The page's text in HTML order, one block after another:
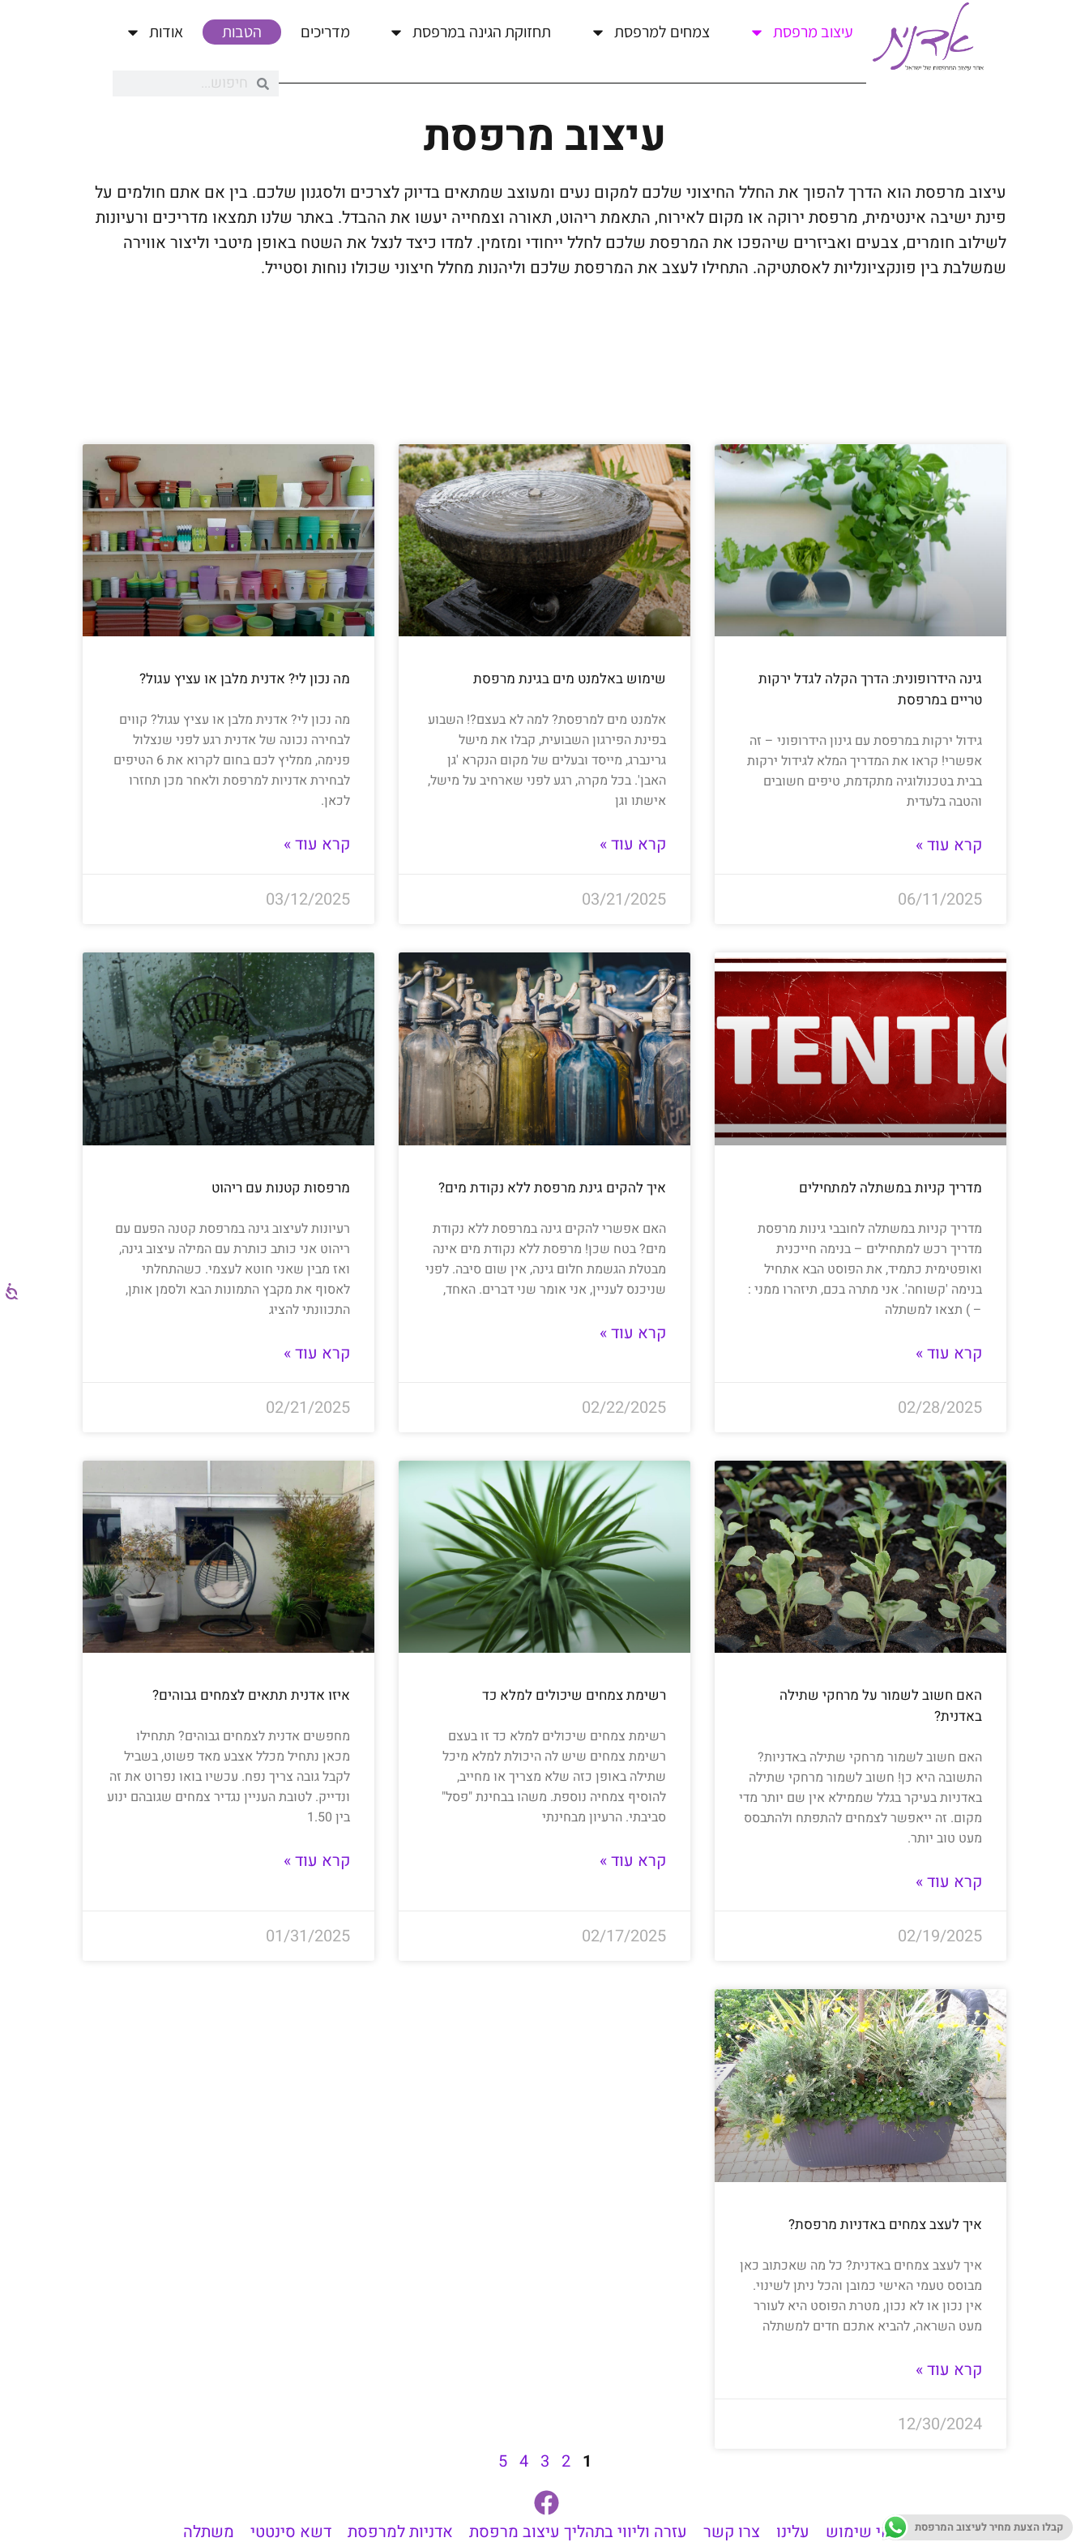
עיצוב מרפסת צמחים למרפסת תחזוקת הגינה במרפסת מדריכים הטבות אודות
עיצוב מרפסת
עיצוב מרפסת הוא הדרך להפוך את החלל החיצוני שלכם למקום נעים ומעוצב שמתאים בדיוק לצרכים ולסגנון שלכם. בין אם אתם חולמים על
פינת ישיבה אינטימית, מרפסת ירוקה או מקום לאירוח, התאמת ריהוט, תאורה וצמחייה יעשו את ההבדל. באתר שלנו תמצאו מדריכים ורעיונות
לשילוב חומרים, צבעים ואביזרים שיהפכו את המרפסת שלכם לחלל ייחודי ומזמין. למדו כיצד לנצל את השטח באופן מיטבי וליצור אווירה
שמשלבת בין פונקציונליות לאסתטיקה. התחילו לעצב את המרפסת שלכם וליהנות מחלל חיצוני שכולו נוחות וסטייל.
גינה הידרופונית: הדרך הקלה לגדל ירקות
טריים במרפסת
גידול ירקות במרפסת עם גינון הידרופוני – זה
אפשרי! קראו את המדריך המלא לגידול ירקות
בבית בטכנולוגיה מתקדמת, טיפים חשובים
והטבה בלעדית
קרא עוד »
06/11/2025
שימוש באלמנט מים בגינת מרפסת
אלמנט מים למרפסת? למה לא בעצם?! השבוע
בפינת הפירגון השבועית, קבלו את מישל
גרינברג, מייסד ובעלים של מקום הנקרא 'גן
האבן'. בכל מקרה, רגע לפני שארחיב על מישל,
אישתו וגן
קרא עוד »
03/21/2025
מה נכון לי? אדנית מלבן או עציץ עגול?
מה נכון לי? אדנית מלבן או עציץ עגול? קווים
לבחירה נכונה של אדנית רגע לפני שנצלול
פנימה, ממליץ לכם בחום לקרוא את 6 הטיפים
לבחירת אדניות למרפסת ולאחר מכן תחזרו
לכאן.
קרא עוד »
03/12/2025
מדריך קניות במשתלה למתחילים
מדריך קניות במשתלה לחובבי גינות מרפסת
מדריך רכש למתחילים – בנימה חייכנית
ואופטימית כתמיד, את הפוסט הבא אתחיל
בנימה 'קשוחה'. אני מתרה בכם, תיזהרו ממני :
– ) תצאו למשתלה
קרא עוד »
02/28/2025
איך להקים גינת מרפסת ללא נקודת מים?
האם אפשרי להקים גינה במרפסת ללא נקודת
מים? בטח שכן! מרפסת ללא נקודת מים אינה
מבטלת הגשמת חלום גינה, אין שום סיבה. לפני
שניכנס לעניין, אני אומר שני דברים. האחד,
קרא עוד »
02/22/2025
מרפסות קטנות עם ריהוט
רעיונות לעיצוב גינה במרפסת קטנה הפעם עם
ריהוט אני כותב כותרת עם המילה עיצוב גינה,
ואז מבין שאני חוטא לעצמי. כשהתחלתי
לאסוף את מקבץ התמונות הבא ולסמן אותן,
התכוונתי להציג
קרא עוד »
02/21/2025
האם חשוב לשמור על מרחקי שתילה
באדנית?
האם חשוב לשמור מרחקי שתילה באדניות?
התשובה היא כן! חשוב לשמור מרחקי שתילה
באדניות בעיקר בגלל שממילא אין שם יותר מדי
מקום. זה ייאפשר לצמחים להתפתח ולהתבסס
מעט טוב יותר.
קרא עוד »
02/19/2025
רשימת צמחים שיכולים למלא כד
רשימת צמחים שיכולים למלא כד זו בעצם
רשימת צמחים שיש לה היכולת למלא מיכל
שתילה באופן כזה שלא מצריך או מחייב,
להוסיף צמחיה נוספת. משהו בבחינת "פסל"
סביבתי. הרעיון מבחינתי
קרא עוד »
02/17/2025
איזו אדנית תתאים לצמחים גבוהים?
מחפשים אדנית לצמחים גבוהים? תתחילו
מכאן נתחיל מכלל אצבע מאד פשוט, בשביל
לקבל גובה צריך נפח. עכשיו בואו נפרוט את זה
ונדייק. לטובת העניין נגדיר צמחים שגובהם ינוע
בין 1.50
קרא עוד »
01/31/2025
איך לעצב צמחים באדניות מרפסת?
איך לעצב צמחים באדנית? כל מה שאכתוב כאן
מבוסס טעמי האישי כמובן והכל ניתן לשינוי.
אין נכון או לא נכון, מטרת הפוסט היא לעורר
מעט השראה, להביא אתכם חדים למשתלה
קרא עוד »
12/30/2024
1
2
3
4
5
תנאי שימוש עלינו צרו קשר עזרה וליווי בתהליך עיצוב מרפסת אדניות למרפסת דשא סינטטי משתלה קבלו הצעת מחיר לעיצוב המרפסת